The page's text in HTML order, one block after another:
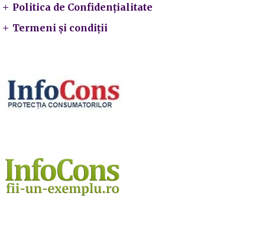
Politica de Confidențialitate
Termeni și condiții